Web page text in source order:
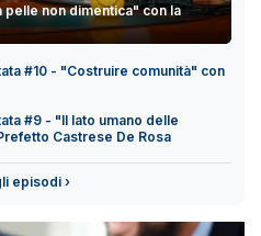
pelle non dimentica" con la
#10 - "Costruire comunità" con
#9 - "Il lato umano delle
Castrese De Rosa
episodi ›